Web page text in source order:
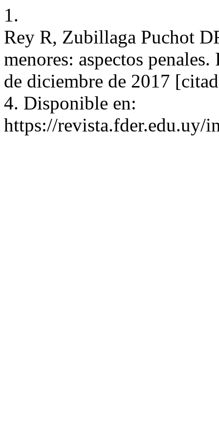
1.
Rey R, Zubillaga Puchot
menores: aspectos
de diciembre de 2017
4. Disponible en:
https://revista.fder.edu.uy/